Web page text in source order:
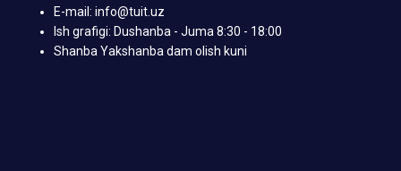
E-mail: info@tuit.uz
Ish grafigi: Dushanba - Juma 8:30 - 18:00
Shanba Yakshanba dam olish kuni